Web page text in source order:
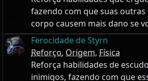
fazendo com que suas
corpo causem mais dano se
Ferocidade de Styrn
Reforço, Origem, Física
Reforça habilidades de
inimigos, fazendo com que